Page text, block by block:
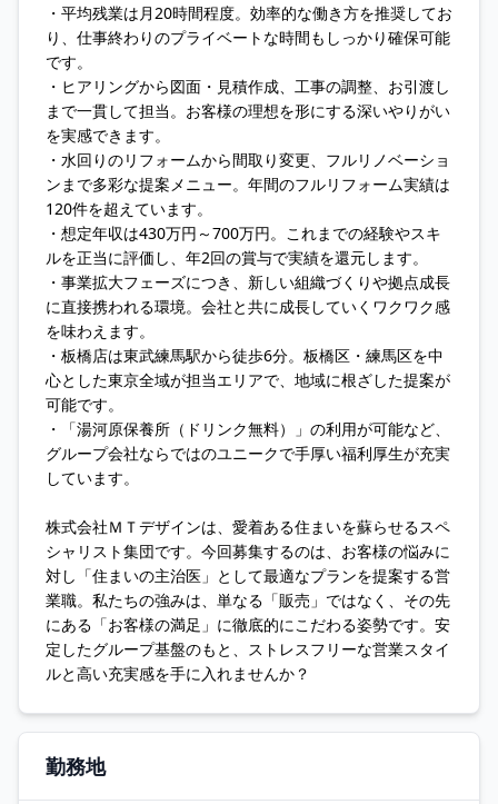
・平均残業は月20時間程度。効率的な働き方を推奨してお
り、仕事終わりのプライベートな時間もしっかり確保可能
です。
・ヒアリングから図面・見積作成、工事の調整、お引渡し
まで一貫して担当。お客様の理想を形にする深いやりがい
を実感できます。
・水回りのリフォームから間取り変更、フルリノベーショ
ンまで多彩な提案メニュー。年間のフルリフォーム実績は
120件を超えています。
・想定年収は430万円～700万円。これまでの経験やスキ
ルを正当に評価し、年2回の賞与で実績を還元します。
・事業拡大フェーズにつき、新しい組織づくりや拠点成長
に直接携われる環境。会社と共に成長していくワクワク感
を味わえます。
・板橋店は東武練馬駅から徒歩6分。板橋区・練馬区を中
心とした東京全域が担当エリアで、地域に根ざした提案が
可能です。
・「湯河原保養所（ドリンク無料）」の利用が可能など、
グループ会社ならではのユニークで手厚い福利厚生が充実
しています。
株式会社ＭＴデザインは、愛着ある住まいを蘇らせるスペ
シャリスト集団です。今回募集するのは、お客様の悩みに
対し「住まいの主治医」として最適なプランを提案する営
業職。私たちの強みは、単なる「販売」ではなく、その先
にある「お客様の満足」に徹底的にこだわる姿勢です。安
定したグループ基盤のもと、ストレスフリーな営業スタイ
ルと高い充実感を手に入れませんか？
勤務地